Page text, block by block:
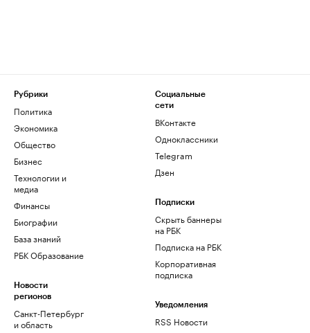
Рубрики
Политика
Экономика
Общество
Бизнес
Технологии и
медиа
Финансы
Биографии
База знаний
РБК Образование
Новости
регионов
Санкт-Петербург
и область
Социальные
сети
ВКонтакте
Одноклассники
Telegram
Дзен
Подписки
Скрыть баннеры
на РБК
Подписка на РБК
Корпоративная
подписка
Уведомления
RSS Новости